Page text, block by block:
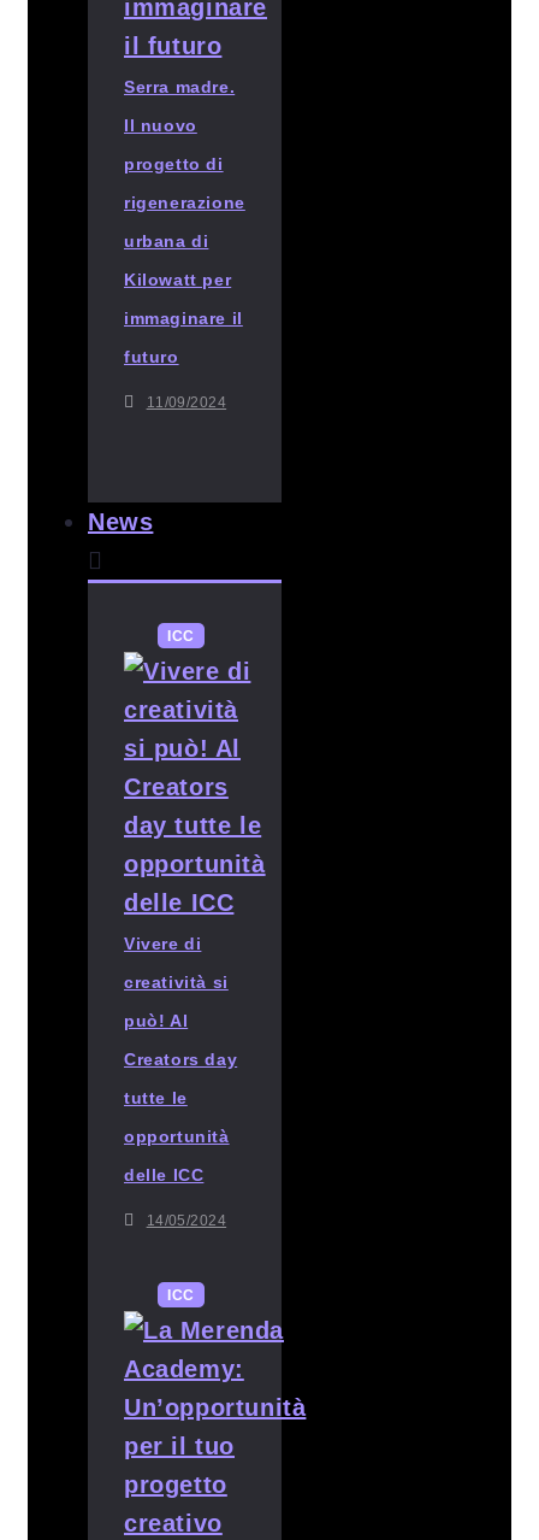
Serra madre.
Il nuovo
progetto di
rigenerazione
urbana di
Kilowatt per
immaginare il
futuro
11/09/2024
News
ICC
Vivere di
creatività si
può! Al
Creators day
tutte le
opportunità
delle ICC
14/05/2024
ICC